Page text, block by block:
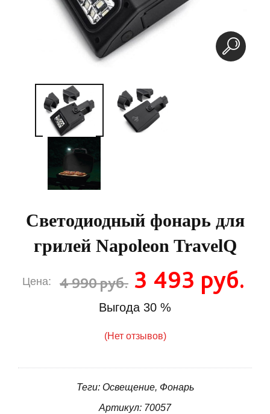
Светодиодный фонарь для
грилей Napoleon TravelQ
Цена: 4 990 руб. 3 493 руб.
Выгода 30 %
(Нет отзывов)
Теги: Освещение, Фонарь
Артикул: 70057